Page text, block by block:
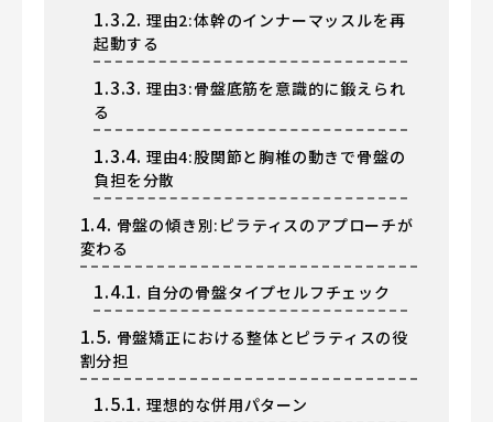
1.3.2. 理由2:体幹のインナーマッスルを再
起動する
1.3.3. 理由3:骨盤底筋を意識的に鍛えられ
る
1.3.4. 理由4:股関節と胸椎の動きで骨盤の
負担を分散
1.4. 骨盤の傾き別:ピラティスのアプローチが
変わる
1.4.1. 自分の骨盤タイプセルフチェック
1.5. 骨盤矯正における整体とピラティスの役
割分担
1.5.1. 理想的な併用パターン